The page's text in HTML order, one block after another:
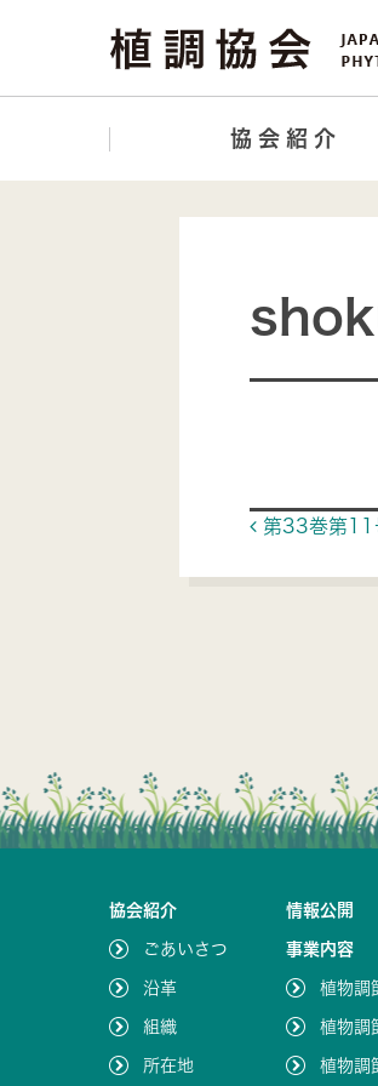
協会紹介
Post
第33巻第11
協会紹介
ごあいさつ
沿革
組織
所在地
情報公開
事業内容
植物調
植物調
植物調